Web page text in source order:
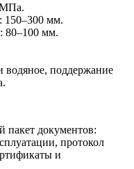
МПа.
150–300 мм.
80–100 мм.
водяное, поддержание
пакет документов:
протокол
и